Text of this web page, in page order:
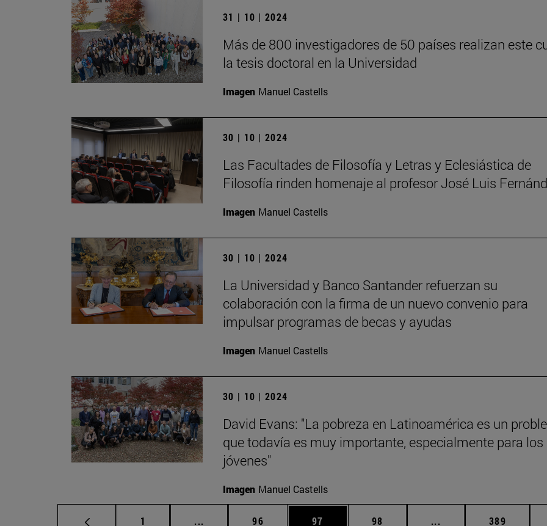
31 | 10 | 2024
Más de 800 investigadores de 50 países realizan este
la tesis doctoral en la Universidad
Imagen Manuel Castells
30 | 10 | 2024
Las Facultades de Filosofía y Letras y Eclesiástica de
Filosofía rinden homenaje al profesor José Luis
Imagen Manuel Castells
30 | 10 | 2024
La Universidad y Banco Santander refuerzan su
colaboración con la firma de un nuevo convenio para
impulsar programas de becas y ayudas
Imagen Manuel Castells
30 | 10 | 2024
David Evans: "La pobreza en Latinoamérica es un
que todavía es muy importante, especialmente para los
jóvenes"
Imagen Manuel Castells
Página
1 ... Páginas intermedias Use TAB para desplazarse.
Página
96 Página
97 Página
98 ... Páginas intermedias
Página
389